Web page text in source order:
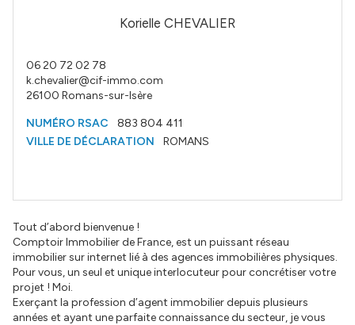
Korielle CHEVALIER
06 20 72 02 78
k.chevalier@cif-immo.com
26100 Romans-sur-Isère
NUMÉRO RSAC
883 804 411
VILLE DE DÉCLARATION
ROMANS
Tout d’abord bienvenue !
Comptoir Immobilier de France, est un puissant réseau
immobilier sur internet lié à des agences immobilières physiques.
Pour vous, un seul et unique interlocuteur pour concrétiser votre
projet ! Moi.
Exerçant la profession d’agent immobilier depuis plusieurs
années et ayant une parfaite connaissance du secteur, je vous